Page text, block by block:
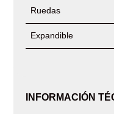
Ruedas
Expandible
INFORMACIÓN